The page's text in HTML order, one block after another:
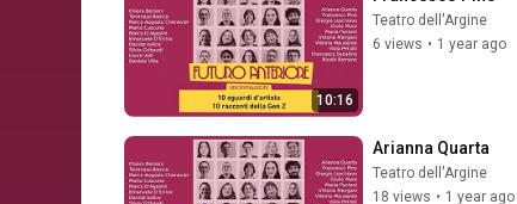
10:16
Teatro dell'Argine
6 views • 1 year ago
Arianna Quarta
Teatro dell'Argine
18 views • 1 year ago